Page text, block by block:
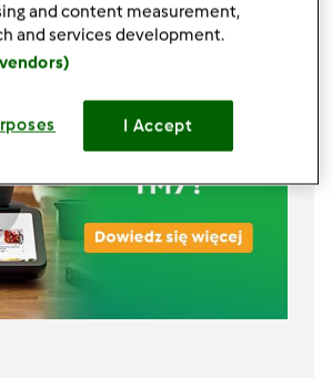
and content measurement,
and services development.
I Accept